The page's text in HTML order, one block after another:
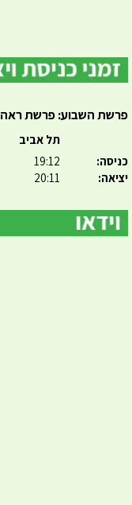
פרשת השבוע: פרשת ראה
כניסה:
יציאה:
תל אביב
19:12
20:11